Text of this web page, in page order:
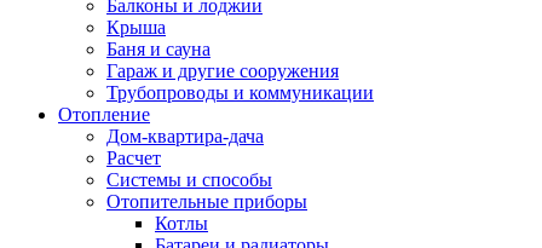
Балконы и лоджии
Крыша
Баня и сауна
Гараж и другие сооружения
Трубопроводы и коммуникации
Отопление
Дом-квартира-дача
Расчет
Системы и способы
Отопительные приборы
Котлы